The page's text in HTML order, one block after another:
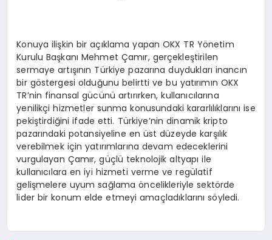
Konuya ilişkin bir açıklama yapan OKX TR Yönetim
Kurulu Başkanı Mehmet Çamır, gerçekleştirilen
sermaye artışının Türkiye pazarına duydukları inancın
bir göstergesi olduğunu belirtti ve bu yatırımın OKX
TR’nin finansal gücünü artırırken, kullanıcılarına
yenilikçi hizmetler sunma konusundaki kararlılıklarını ise
pekiştirdiğini ifade etti. Türkiye’nin dinamik kripto
pazarındaki potansiyeline en üst düzeyde karşılık
verebilmek için yatırımlarına devam edeceklerini
vurgulayan Çamır, güçlü teknolojik altyapı ile
kullanıcılara en iyi hizmeti verme ve regülatif
gelişmelere uyum sağlama öncelikleriyle sektörde
lider bir konum elde etmeyi amaçladıklarını söyledi.